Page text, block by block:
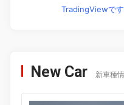
TradingViewで
New Car 新車種